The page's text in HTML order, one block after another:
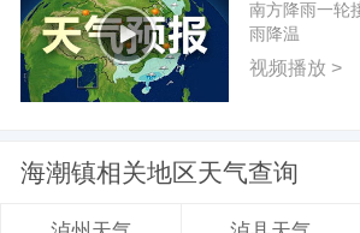
南方降雨一轮
雨降温
视频播放 >
海潮镇相关地区天气查询